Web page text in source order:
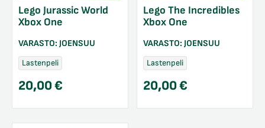
Lego Jurassic World
Xbox One
VARASTO: JOENSUU
Lastenpeli
20,00€
Lego The Incredibles
Xbox One
VARASTO: JOENSUU
Lastenpeli
20,00€